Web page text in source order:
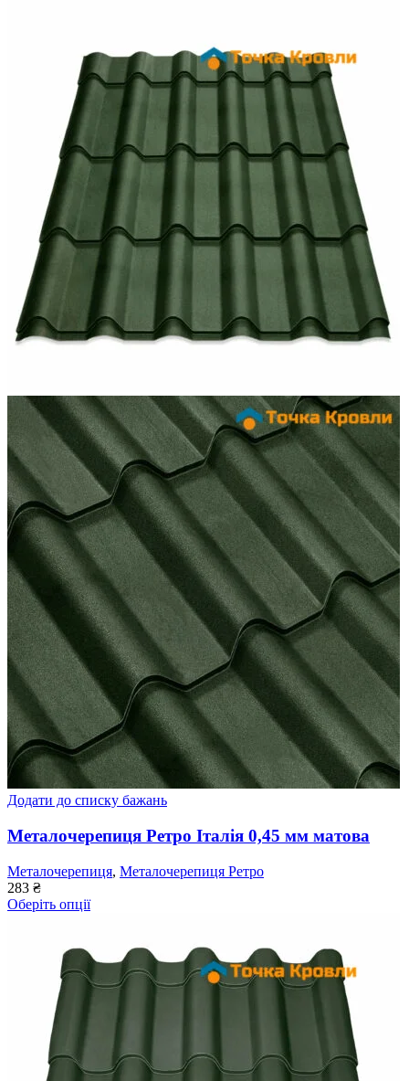
Додати до списку бажань
Металочерепиця Ретро Італія 0,45 мм матова
Металочерепиця, Металочерепиця Ретро
283 ₴
Оберіть опції